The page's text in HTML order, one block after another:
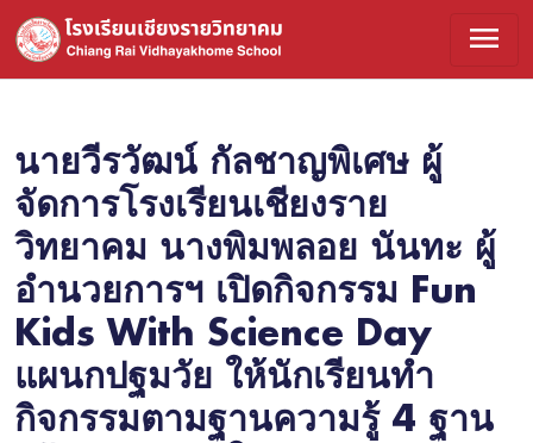
menu
นายวีรวัฒน์ กัลชาญพิเศษ ผู้
จัดการโรงเรียนเชียงราย
วิทยาคม นางพิมพลอย นันทะ ผู้
อำนวยการฯ เปิดกิจกรรม Fun
Kids With Science Day
แผนกปฐมวัย ให้นักเรียนทำ
กิจกรรมตามฐานความรู้ 4 ฐาน